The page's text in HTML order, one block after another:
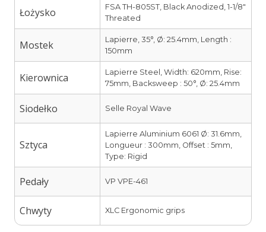
Łożysko
FSA TH-805ST, Black Anodized, 1-1/8″
Threated
Mostek
Lapierre, 35°, Ø: 25.4mm, Length :
150mm
Kierownica
Lapierre Steel, Width: 620mm, Rise:
75mm, Backsweep : 50°, Ø: 25.4mm
Siodełko Selle Royal Wave
Sztyca
Lapierre Aluminium 6061 Ø: 31.6mm,
Longueur : 300mm, Offset : 5mm,
Type: Rigid
Pedały VP VPE-461
Chwyty XLC Ergonomic grips